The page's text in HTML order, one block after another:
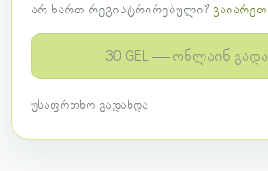
არ ხართ რეგისტრირებული?
30 GEL — ონლაინ
უსაფრთხო გადახდა